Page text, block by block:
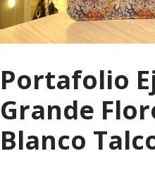
Portafolio
Grande
Blanco